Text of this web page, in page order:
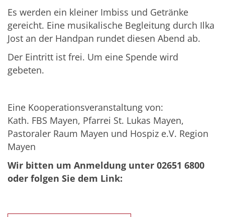
Es werden ein kleiner Imbiss und Getränke
gereicht. Eine musikalische Begleitung durch Ilka
Jost an der Handpan rundet diesen Abend ab.
Der Eintritt ist frei. Um eine Spende wird
gebeten.
Eine Kooperationsveranstaltung von:
Kath. FBS Mayen, Pfarrei St. Lukas Mayen,
Pastoraler Raum Mayen und Hospiz e.V. Region
Mayen
Wir bitten um Anmeldung unter 02651 6800
oder folgen Sie dem Link: